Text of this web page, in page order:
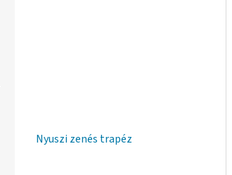
Nyuszi zenés trapéz